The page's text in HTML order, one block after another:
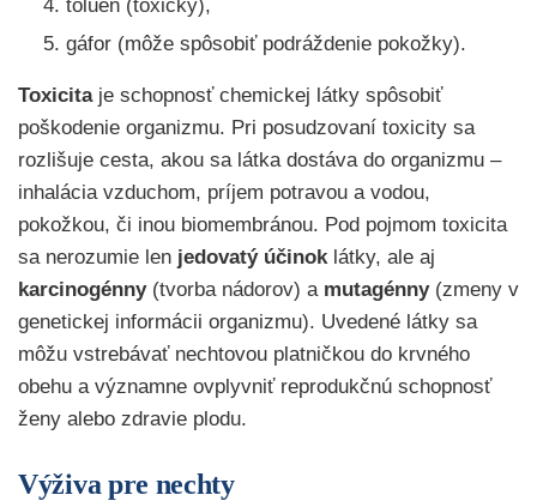
toluén (toxický),
gáfor (môže spôsobiť podráždenie pokožky).
Toxicitaje schopnosť chemickej látky spôsobiť
poškodenie organizmu. Pri posudzovaní toxicity sa
rozlišuje cesta, akou sa látka dostáva do organizmu –
inhalácia vzduchom, príjem potravou a vodou,
pokožkou, či inou biomembránou. Pod pojmom toxicita
sa nerozumie len jedovatý účinoklátky, ale aj
karcinogénny(tvorba nádorov) a mutagénny(zmeny v
genetickej informácii organizmu). Uvedené látky sa
môžu vstrebávať nechtovou platničkou do krvného
obehu a významne ovplyvniť reprodukčnú schopnosť
ženy alebo zdravie plodu.
Výživa pre nechty